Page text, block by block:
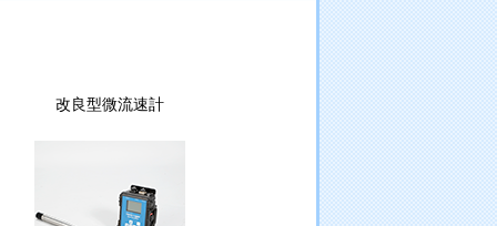
改良型微流速計